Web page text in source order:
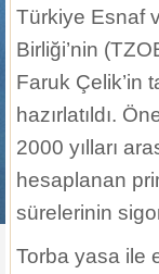
Türkiye Esnaf
Birliği’nin
Faruk Çelik’in
hazırlatıldı.
2000 yılları
hesaplanan
sürelerinin
Torba yasa ile